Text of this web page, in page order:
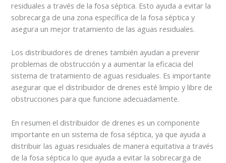
residuales a través de la fosa séptica. Esto ayuda a evitar la
sobrecarga de una zona específica de la fosa séptica y
asegura un mejor tratamiento de las aguas residuales.
Los distribuidores de drenes también ayudan a prevenir
problemas de obstrucción y a aumentar la eficacia del
sistema de tratamiento de aguas residuales. Es importante
asegurar que el distribuidor de drenes esté limpio y libre de
obstrucciones para que funcione adecuadamente.
En resumen el distribuidor de drenes es un componente
importante en un sistema de fosa séptica, ya que ayuda a
distribuir las aguas residuales de manera equitativa a través
de la fosa séptica lo que ayuda a evitar la sobrecarga de